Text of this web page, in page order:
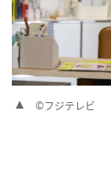
©フジテレビ